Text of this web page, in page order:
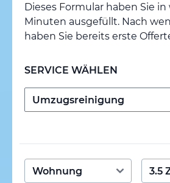
Dieses Formular haben Sie
Minuten ausgefüllt. Nach
haben Sie bereits erste
SERVICE WÄHLEN